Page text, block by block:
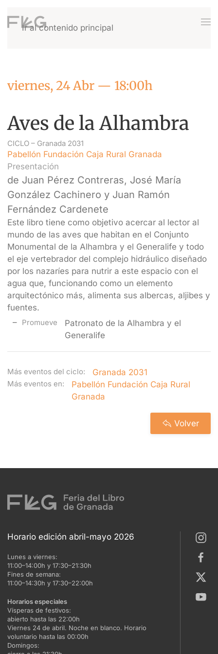
Ir al contenido principal
viernes, 24 Abr — 18:00h
Aves de la Alhambra
CICLO – Granada 2031
Pabellón Fundación Caja Rural Granada
Presentación
de Juan Pérez Contreras, José María
González Cachinero y Juan Ramón
Fernández Cardenete
Este libro tiene como objetivo acercar al lector al
mundo de las aves que habitan en el Conjunto
Monumental de la Alhambra y el Generalife y todo
el eje vertebrador del complejo hidráulico diseñado
por los nazaríes para nutrir a este espacio con el
agua que, funcionando como un elemento
arquitectónico más, alimenta sus albercas, aljibes y
fuentes.
Promueve
Patronato de la Alhambra y el
Generalife
Más eventos del ciclo: Granada 2031
Más eventos en:
Pabellón Fundación Caja Rural
Granada
Volver
Horario edición abril-mayo 2026
Lunes a viernes:
11:00–14:00h y 17:30–21:30h
Fines de semana:
11:00–14:30h y 17:30–22:00h
Horarios especiales
Vísperas de festivos:
abierto hasta las 22:00h
Viernes 24 de abril. Noche en blanco. Horario
voluntario hasta las 00:00h
Domingos: